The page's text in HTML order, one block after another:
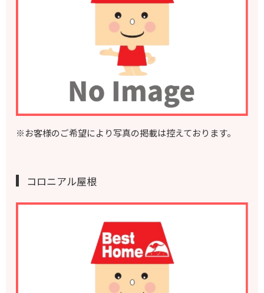
※お客様のご希望により写真の掲載は控えております。
コロニアル屋根